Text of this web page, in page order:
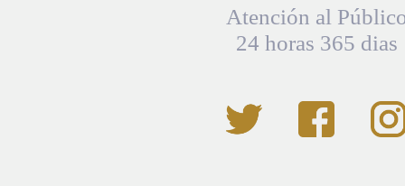
Atención al
24 horas 365 dias